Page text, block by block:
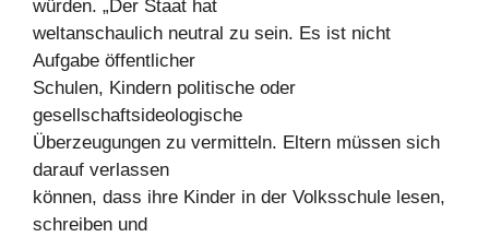
würden. „Der Staat hat
weltanschaulich neutral zu sein. Es ist nicht
Aufgabe öffentlicher
Schulen, Kindern politische oder
gesellschaftsideologische
Überzeugungen zu vermitteln. Eltern müssen sich
darauf verlassen
können, dass ihre Kinder in der Volksschule lesen,
schreiben und